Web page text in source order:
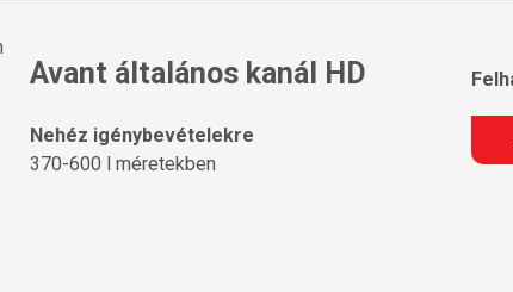
Avant általános kanál HD
Nehéz igénybevételekre
370-600 l méretekben